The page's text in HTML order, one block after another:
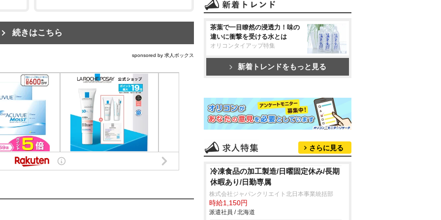
続きはこちら
sponsored by 求人ボックス
茶葉で一目瞭然の浸透力！味の
違いに衝撃を受ける水とは
オリコンタイアップ特集
新着トレンドをもっと見る
さらに見る
冷凍食品の加工製造/日曜固定休み/長期
休暇あり/日勤専属
株式会社ジャパンクリエイト北日本事業統括部
時給1,150円
派遣社員 / 北海道